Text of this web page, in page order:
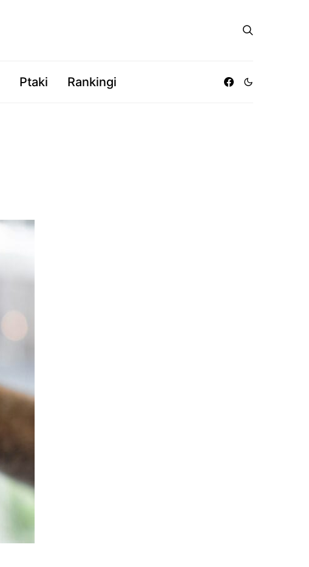
Ptaki Rankingi